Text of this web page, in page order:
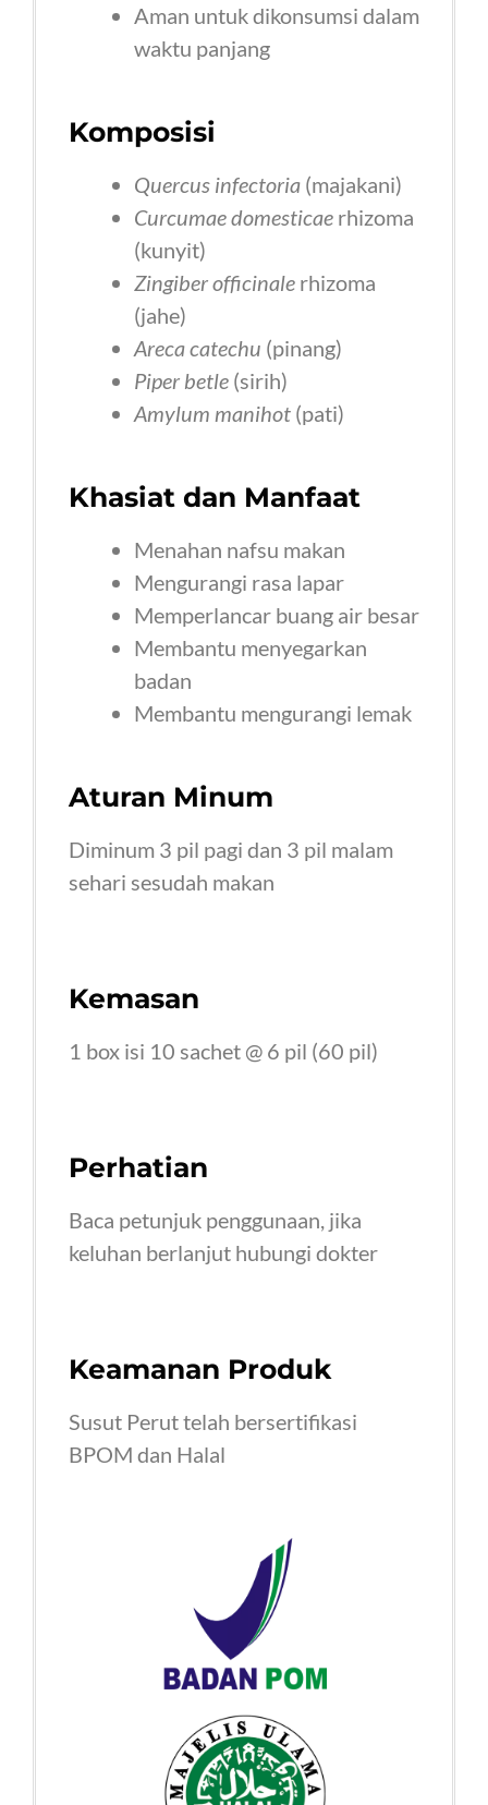
Aman untuk dikonsumsi dalam
waktu panjang
Komposisi
Quercus infectoria (majakani)
Curcumae domesticae rhizoma
(kunyit)
Zingiber officinale rhizoma
(jahe)
Areca catechu (pinang)
Piper betle (sirih)
Amylum manihot (pati)
Khasiat dan Manfaat
Menahan nafsu makan
Mengurangi rasa lapar
Memperlancar buang air besar
Membantu menyegarkan
badan
Membantu mengurangi lemak
Aturan Minum
Diminum 3 pil pagi dan 3 pil malam
sehari sesudah makan
Kemasan
1 box isi 10 sachet @ 6 pil (60 pil)
Perhatian
Baca petunjuk penggunaan, jika
keluhan berlanjut hubungi dokter
Keamanan Produk
Susut Perut telah bersertifikasi
BPOM dan Halal